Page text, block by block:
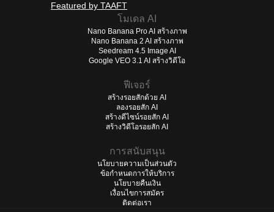
Featured by TAAFT
โมเดล AI
Nano Banana Pro AI สร้างภาพ
Nano Banana 2 AI สร้างภาพ
Seedream 4.5 Image AI
Google VEO 3.1 AI สร้างวิดีโอ
ฟีเจอร์
สร้างรอยสักด้วย AI
ลองรอยสัก AI
สร้างดีไซน์รอยสัก AI
สร้างวิดีโอรอยสัก AI
การสนับสนุน
นโยบายความเป็นส่วนตัว
ข้อกำหนดการให้บริการ
นโยบายคืนเงิน
เงื่อนไขการสมัคร
ติดต่อเรา